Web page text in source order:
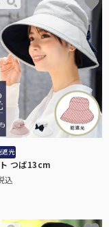
シンプルなデザイン。
材を使用。
ます。
す。
遮光
つば13cm
込